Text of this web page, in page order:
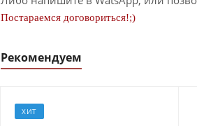
Постараемся договориться!;)
Рекомендуем
ХИТ